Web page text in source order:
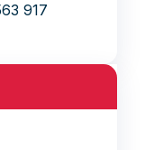
917